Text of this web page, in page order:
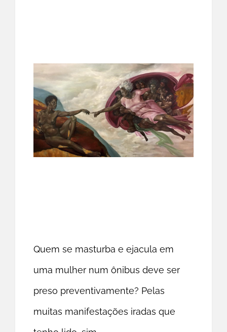
Quem se masturba e ejacula em
uma mulher num ônibus deve ser
preso preventivamente? Pelas
muitas manifestações iradas que